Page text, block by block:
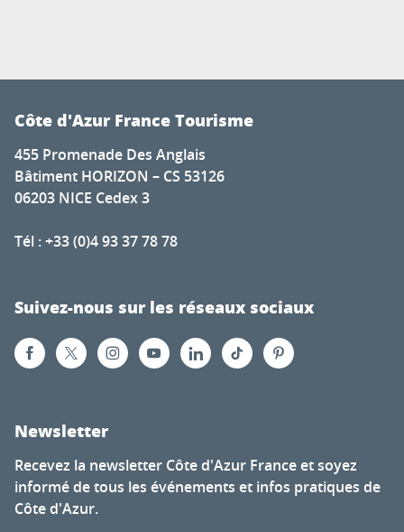
Côte d'Azur France Tourisme
455 Promenade Des Anglais
Bâtiment HORIZON – CS 53126
06203 NICE Cedex 3
Tél : +33 (0)4 93 37 78 78
Suivez-nous sur les réseaux sociaux
Newsletter
Recevez la newsletter Côte d'Azur France et soyez
informé de tous les événements et infos pratiques de
Côte d'Azur.